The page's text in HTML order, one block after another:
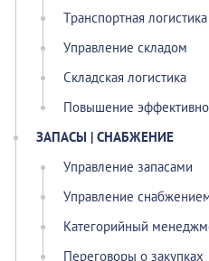
Транспортная логистика
Управление складом
Складская логистика
Повышение
ЗАПАСЫ | СНАБЖЕНИЕ
Управление запасами
Управление
Категорийный
Переговоры о закупках